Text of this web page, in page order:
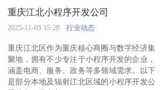
重庆江北小程序开发公司
2025-11-03 15:28 行业动态
重庆江北区作为重庆核心商圈与数字经济集
聚地，拥有不少专注于小程序开发的企业，
涵盖电商、服务、政务等多领域需求。以下
是部分本地及辐射江北区域的小程序开发公